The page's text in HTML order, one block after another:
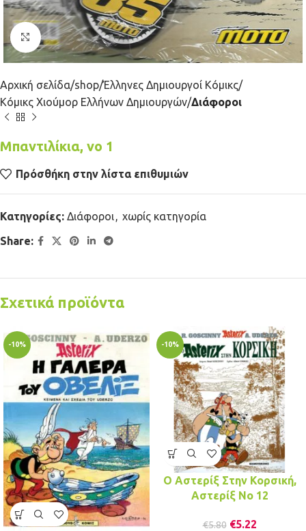
Κλικ για μεγέθυνση
Αρχική σελίδα shop Έλληνες Δημιουργοί Κόμικς
Κόμικς Χιούμορ Ελλήνων Δημιουργών Διάφοροι
Μπαντιλίκια, νο 1
Πρόσθήκη στην λίστα επιθυμιών
Κατηγορίες: Διάφοροι, χωρίς κατηγορία
Share:
Σχετικά προϊόντα
-10% -10%
Ο Αστερίξ Στην Κορσική,
Αστερίξ No 12
€5.80 €5.22